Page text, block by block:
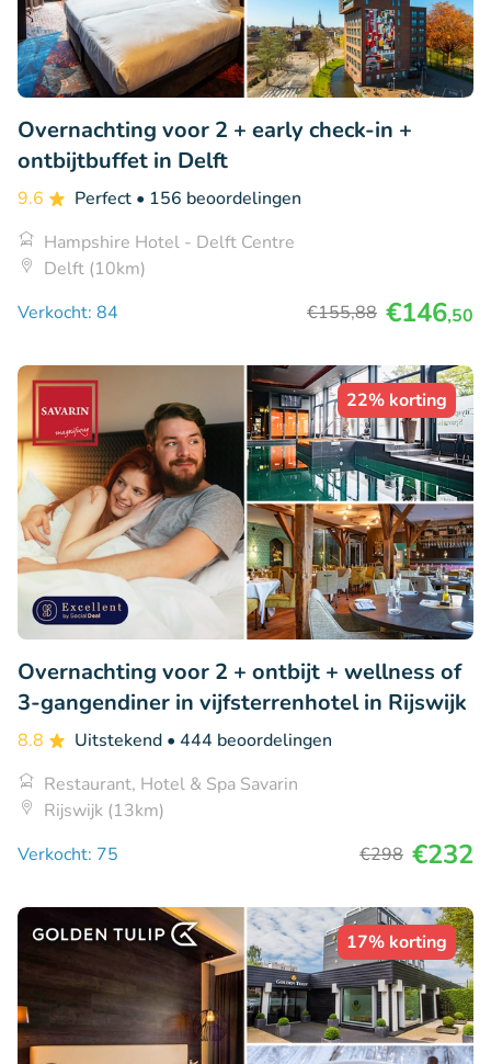
Overnachting voor 2 + early check-in +
ontbijtbuffet in Delft
9.6 Perfect • 156 beoordelingen
Hampshire Hotel - Delft Centre
Delft (10km)
Verkocht: 84
€155,88 €146,50
22% korting
Overnachting voor 2 + ontbijt + wellness of
3-gangendiner in vijfsterrenhotel in Rijswijk
8.8 Uitstekend • 444 beoordelingen
Restaurant, Hotel & Spa Savarin
Rijswijk (13km)
Verkocht: 75
€298 €232
17% korting